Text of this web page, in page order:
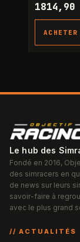
1814,90
Le hub des
Fondé en 2016,
des simracers en
de news sur leurs
savoir-faire à
avec le plus grand
// ACTUALITÉS